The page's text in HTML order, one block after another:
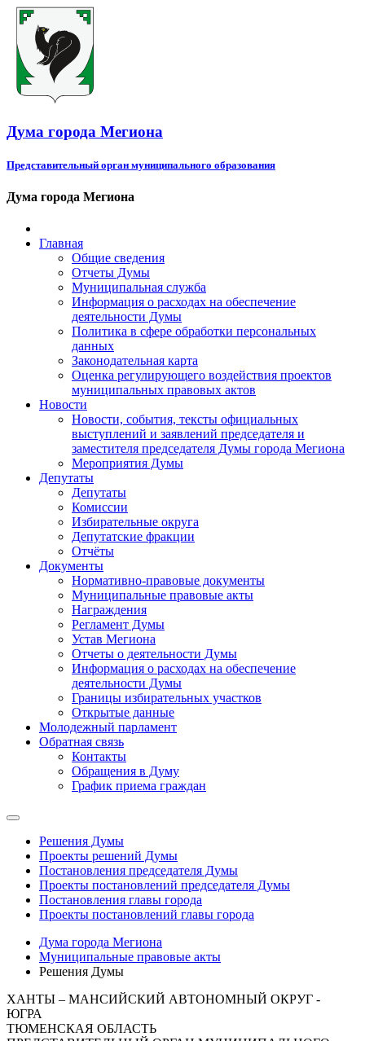
Дума города Мегиона
Представительный орган муниципального образования
Дума города Мегиона
Главная
Общие сведения
Отчеты Думы
Муниципальная служба
Информация о расходах на обеспечение
деятельности Думы
Политика в сфере обработки персональных
данных
Законодательная карта
Оценка регулирующего воздействия проектов
муниципальных правовых актов
Новости
Новости, события, тексты официальных
выступлений и заявлений председателя и
заместителя председателя Думы города Мегиона
Мероприятия Думы
Депутаты
Депутаты
Комиссии
Избирательные округа
Депутатские фракции
Отчёты
Документы
Нормативно-правовые документы
Муниципальные правовые акты
Награждения
Регламент Думы
Устав Мегиона
Отчеты о деятельности Думы
Информация о расходах на обеспечение
деятельности Думы
Границы избирательных участков
Открытые данные
Молодежный парламент
Обратная связь
Контакты
Обращения в Думу
График приема граждан
Решения Думы
Проекты решений Думы
Постановления председателя Думы
Проекты постановлений председателя Думы
Постановления главы города
Проекты постановлений главы города
Дума города Мегиона
Муниципальные правовые акты
Решения Думы
ХАНТЫ – МАНСИЙСКИЙ АВТОНОМНЫЙ ОКРУГ -
ЮГРА
ТЮМЕНСКАЯ ОБЛАСТЬ